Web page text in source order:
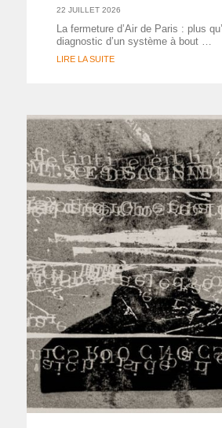
22 JUILLET 2026
La fermeture d’Air de Paris : plus
diagnostic d’un système à bout …
LIRE LA SUITE